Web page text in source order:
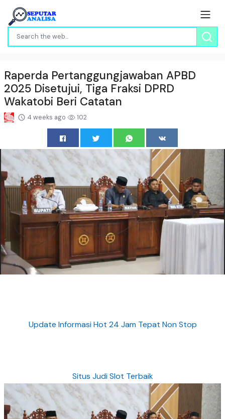
Raperda Pertanggungjawaban APBD
2025 Disetujui, Tiga Fraksi DPRD
Wakatobi Beri Catatan
4 weeks ago 102
Update Informasi Hot 24 Jam Tepat Non Stop
Situs Judi Slot Terbaik